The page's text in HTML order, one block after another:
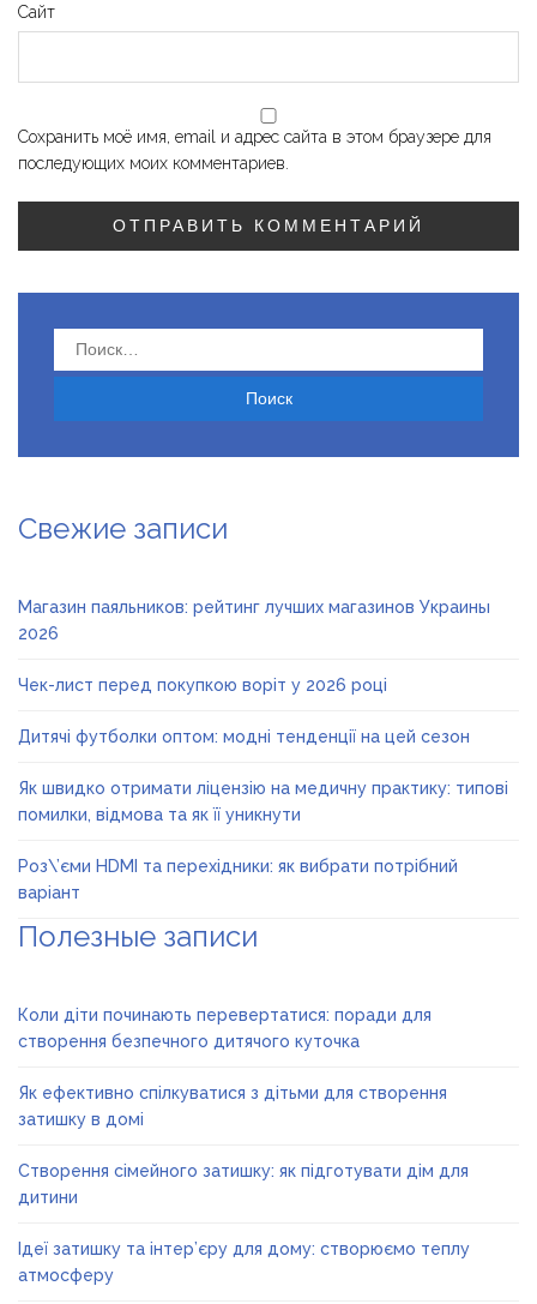
Сайт
Сохранить моё имя, email и адрес сайта в этом браузере для
последующих моих комментариев.
Найти:
Свежие записи
Магазин паяльников: рейтинг лучших магазинов Украины
2026
Чек-лист перед покупкою воріт у 2026 році
Дитячі футболки оптом: модні тенденції на цей сезон
Як швидко отримати ліцензію на медичну практику: типові
помилки, відмова та як її уникнути
Роз\’єми HDMI та перехідники: як вибрати потрібний
варіант
Полезные записи
Коли діти починають перевертатися: поради для
створення безпечного дитячого куточка
Як ефективно спілкуватися з дітьми для створення
затишку в домі
Створення сімейного затишку: як підготувати дім для
дитини
Ідеї затишку та інтер’єру для дому: створюємо теплу
атмосферу